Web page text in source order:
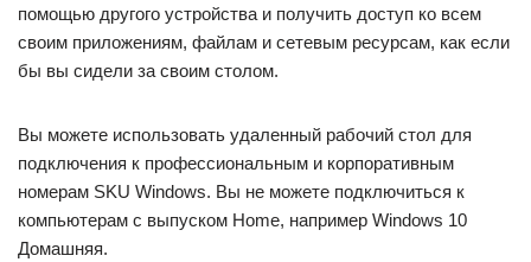
помощью другого устройства и получить доступ ко всем
своим приложениям, файлам и сетевым ресурсам, как если
бы вы сидели за своим столом.
Вы можете использовать удаленный рабочий стол для
подключения к профессиональным и корпоративным
номерам SKU Windows. Вы не можете подключиться к
компьютерам с выпуском Home, например Windows 10
Домашняя.